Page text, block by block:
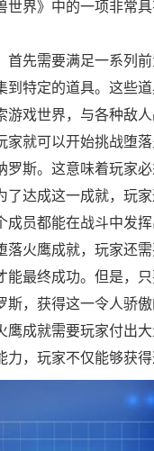
世界》中的一项非常
先需要满足一系列
到特定的道具。这些
戏世界，与各种敌人
家就可以开始挑战堕
罗斯。这意味着玩家
了达成这一成就，玩
员都能在战斗中发挥
火鹰成就，玩家还
最终成功。但是，
，获得这一令人骄傲
鹰成就需要玩家付出
，玩家不仅能够获